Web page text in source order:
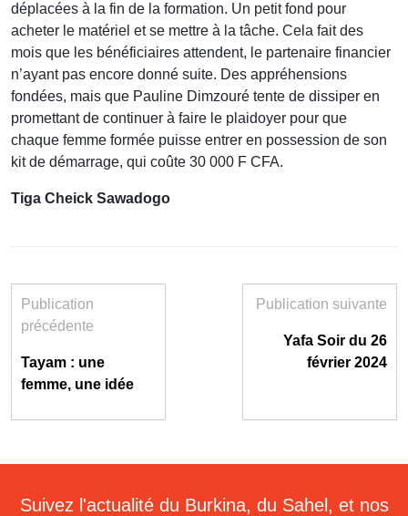
déplacées à la fin de la formation. Un petit fond pour
acheter le matériel et se mettre à la tâche. Cela fait des
mois que les bénéficiaires attendent, le partenaire financier
n’ayant pas encore donné suite. Des appréhensions
fondées, mais que Pauline Dimzouré tente de dissiper en
promettant de continuer à faire le plaidoyer pour que
chaque femme formée puisse entrer en possession de son
kit de démarrage, qui coûte 30 000 F CFA.
Tiga Cheick Sawadogo
Publication
précédente
Tayam : une
femme, une idée
Publication suivante
Yafa Soir du 26
février 2024
Suivez l'actualité du Burkina, du Sahel, et nos